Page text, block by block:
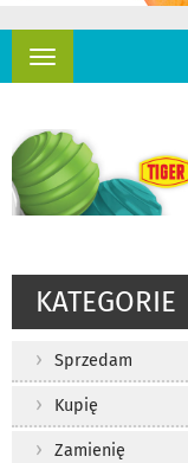
Rozwiń
KATEGORIE
Sprzedam
Kupię
Zamienię